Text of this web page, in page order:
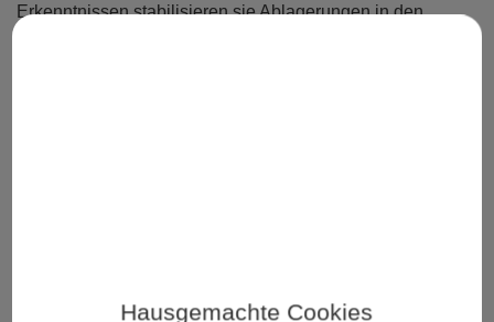
Hausgemachte Cookies
Erkenntnissen stabilisieren sie Ablagerungen in den